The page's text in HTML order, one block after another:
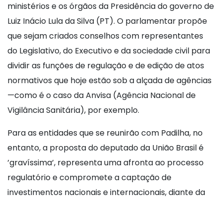
ministérios e os órgãos da Presidência do governo de
Luiz Inácio Lula da Silva (PT). O parlamentar propõe
que sejam criados conselhos com representantes
do Legislativo, do Executivo e da sociedade civil para
dividir as funções de regulação e de edição de atos
normativos que hoje estão sob a alçada de agências
—como é o caso da Anvisa (Agência Nacional de
Vigilância Sanitária), por exemplo.
Para as entidades que se reunirão com Padilha, no
entanto, a proposta do deputado da União Brasil é
’gravíssima’, representa uma afronta ao processo
regulatório e compromete a captação de
investimentos nacionais e internacionais, diante da